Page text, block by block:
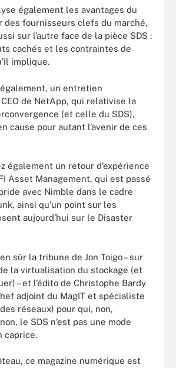
également les avantages du
des fournisseurs clefs du marché,
sur l’autre face de la pièce SDS :
cachés et les contraintes de
implique.
un entretien
de NetApp, qui relativise la
(et celle du SDS),
cause pour autant l’avenir de ces
également un retour d’expérience
Asset Management, qui est passé
avec Nimble dans le cadre
ainsi qu’un point sur les
aujourd’hui sur le Disaster
sûr la tribune de Jon Toigo – sur
la virtualisation du stockage (et
– et l’édito de Christophe Bardy
adjoint du MagIT et spécialiste
réseaux) pour qui, non,
le SDS n’est pas une mode
caprice.
ce magazine numérique est